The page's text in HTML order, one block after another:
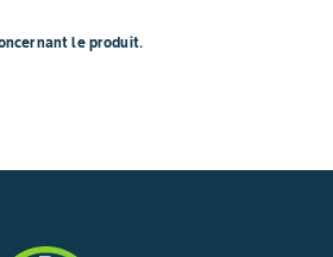
le produit.